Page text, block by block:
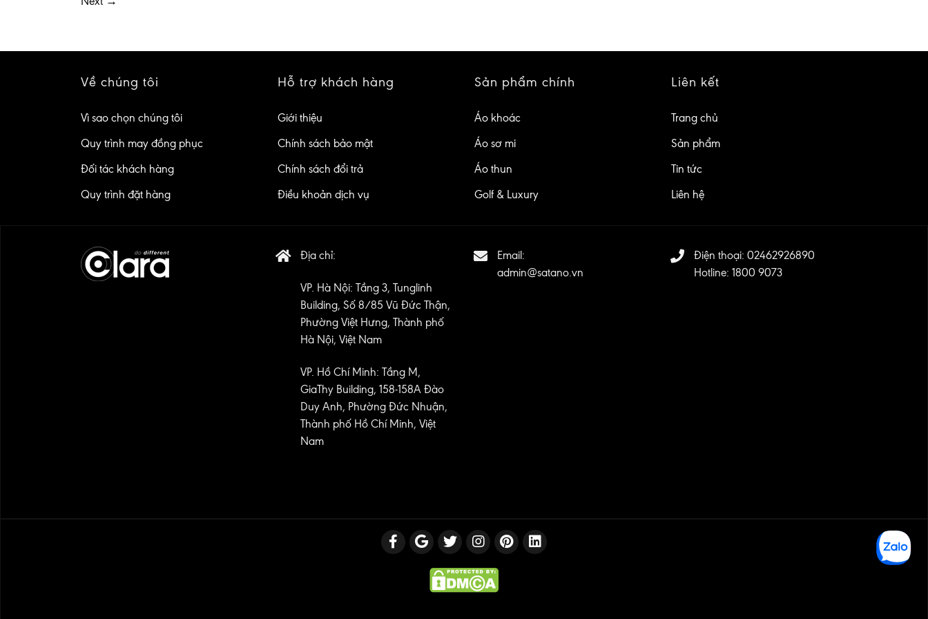
Về chúng tôi
Vì sao chọn chúng tôi
Quy trình may đồng phục
Đối tác khách hàng
Quy trình đặt hàng
Hỗ trợ khách hàng
Giới thiệu
Chính sách bảo mật
Chính sách đổi trả
Điều khoản dịch vụ
Sản phẩm chính
Áo khoác
Áo sơ mi
Áo thun
Golf & Luxury
Liên kết
Trang chủ
Sản phẩm
Tin tức
Liên hệ
Địa chỉ:
VP. Hà Nội: Tầng 3, Tunglinh
Building, Số 8/85 Vũ Đức Thận,
Phường Việt Hưng, Thành phố
Hà Nội, Việt Nam
VP. Hồ Chí Minh: Tầng M,
GiaThy Building, 158-158A Đào
Duy Anh, Phường Đức Nhuận,
Thành phố Hồ Chí Minh, Việt
Nam
Email:
admin@satano.vn
Điện thoại: 02462926890
Hotline: 1800 9073